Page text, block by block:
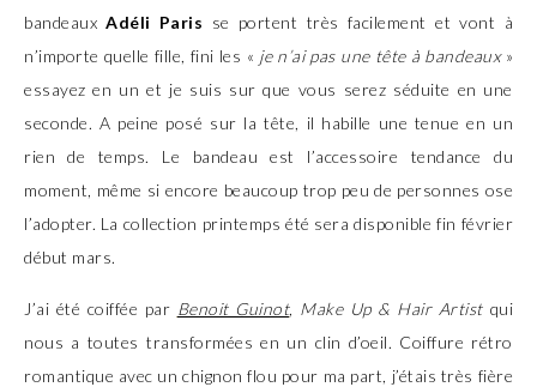
bandeauxAdéli Paris se portent très facilement et vont à
n’importe quelle fille, fini les « je n’ai pas une tête à bandeaux»
essayez en un et je suis sur que vous serez séduite en une
seconde. A peine posé sur la tête, il habille une tenue en un
rien de temps. Le bandeau est l’accessoire tendance du
moment, même si encore beaucoup trop peu de personnes ose
l’adopter. La collection printemps été sera disponible fin février
début mars.
J’ai été coiffée par Benoit Guinot, Make Up & Hair Artistqui
nous a toutes transformées en un clin d’oeil. Coiffure rétro
romantique avec un chignon flou pour ma part, j’étais très fière